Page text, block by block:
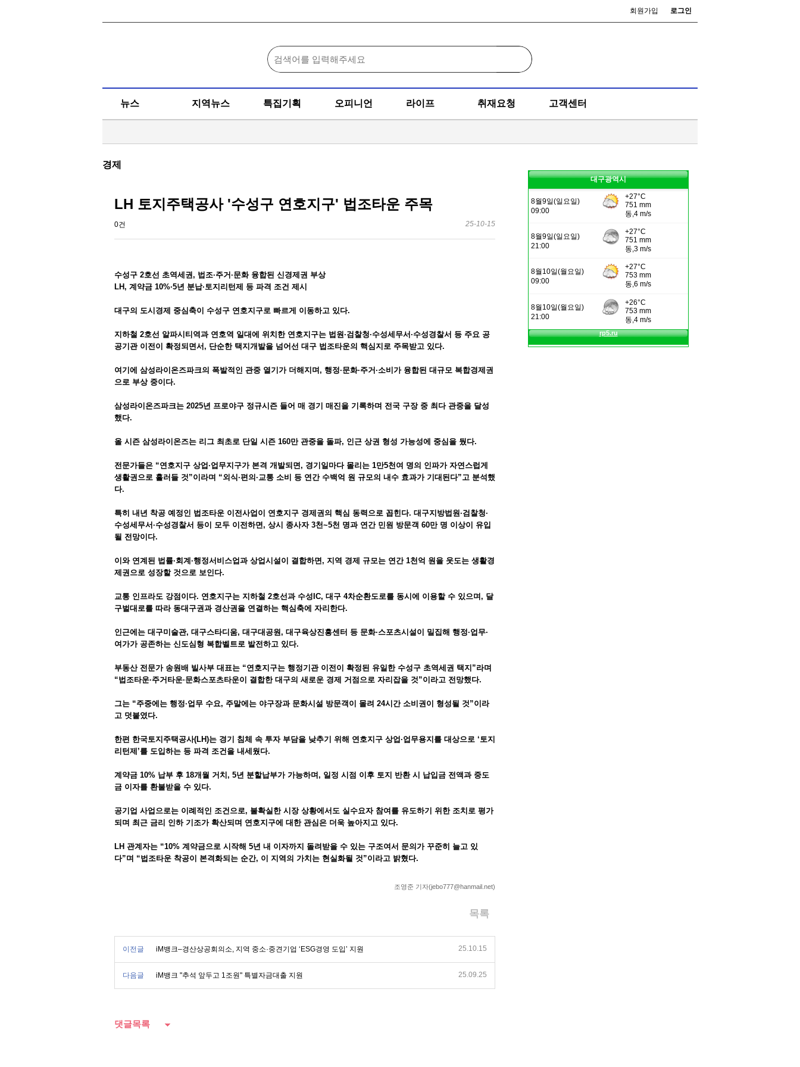
회원가입 로그인
뉴스 지역뉴스 특집기획 오피니언 라이프 취재요청 고객센터
경제
LH 토지주택공사 '수성구 연호지구' 법조타운 주목
0건 25-10-15
수성구 2호선 초역세권, 법조·주거·문화 융합된 신경제권 부상
LH, 계약금 10%·5년 분납·토지리턴제 등 파격 조건 제시
대구의 도시경제 중심축이 수성구 연호지구로 빠르게 이동하고 있다.
지하철 2호선 알파시티역과 연호역 일대에 위치한 연호지구는 법원·검찰청·수성세무서·수성경찰서 등 주요 공
공기관 이전이 확정되면서, 단순한 택지개발을 넘어선 대구 법조타운의 핵심지로 주목받고 있다.
여기에 삼성라이온즈파크의 폭발적인 관중 열기가 더해지며, 행정·문화·주거·소비가 융합된 대규모 복합경제권
으로 부상 중이다.
삼성라이온즈파크는 2025년 프로야구 정규시즌 들어 매 경기 매진을 기록하며 전국 구장 중 최다 관중을 달성
했다.
올 시즌 삼성라이온즈는 리그 최초로 단일 시즌 160만 관중을 돌파, 인근 상권 형성 가능성에 중심을 뒀다.
전문가들은 “연호지구 상업·업무지구가 본격 개발되면, 경기일마다 몰리는 1만5천여 명의 인파가 자연스럽게
생활권으로 흘러들 것”이라며 “외식·편의·교통 소비 등 연간 수백억 원 규모의 내수 효과가 기대된다”고 분석했
다.
특히 내년 착공 예정인 법조타운 이전사업이 연호지구 경제권의 핵심 동력으로 꼽힌다. 대구지방법원·검찰청·
수성세무서·수성경찰서 등이 모두 이전하면, 상시 종사자 3천~5천 명과 연간 민원 방문객 60만 명 이상이 유입
될 전망이다.
이와 연계된 법률·회계·행정서비스업과 상업시설이 결합하면, 지역 경제 규모는 연간 1천억 원을 웃도는 생활경
제권으로 성장할 것으로 보인다.
교통 인프라도 강점이다. 연호지구는 지하철 2호선과 수성IC, 대구 4차순환도로를 동시에 이용할 수 있으며, 달
구벌대로를 따라 동대구권과 경산권을 연결하는 핵심축에 자리한다.
인근에는 대구미술관, 대구스타디움, 대구대공원, 대구육상진흥센터 등 문화·스포츠시설이 밀집해 행정·업무·
여가가 공존하는 신도심형 복합벨트로 발전하고 있다.
부동산 전문가 송원배 빌사부 대표는 “연호지구는 행정기관 이전이 확정된 유일한 수성구 초역세권 택지”라며
“법조타운·주거타운·문화스포츠타운이 결합한 대구의 새로운 경제 거점으로 자리잡을 것”이라고 전망했다.
그는 “주중에는 행정·업무 수요, 주말에는 야구장과 문화시설 방문객이 몰려 24시간 소비권이 형성될 것”이라
고 덧붙였다.
한편 한국토지주택공사(LH)는 경기 침체 속 투자 부담을 낮추기 위해 연호지구 상업·업무용지를 대상으로 ‘토지
리턴제’를 도입하는 등 파격 조건을 내세웠다.
계약금 10% 납부 후 18개월 거치, 5년 분할납부가 가능하며, 일정 시점 이후 토지 반환 시 납입금 전액과 중도
금 이자를 환불받을 수 있다.
공기업 사업으로는 이례적인 조건으로, 불확실한 시장 상황에서도 실수요자 참여를 유도하기 위한 조치로 평가
되며 최근 금리 인하 기조가 확산되며 연호지구에 대한 관심은 더욱 높아지고 있다.
LH 관계자는 “10% 계약금으로 시작해 5년 내 이자까지 돌려받을 수 있는 구조여서 문의가 꾸준히 늘고 있
다”며 “법조타운 착공이 본격화되는 순간, 이 지역의 가치는 현실화될 것”이라고 밝혔다.
조영준 기자(jebo777@hanmail.net)
목록
이전글 iM뱅크–경산상공회의소, 지역 중소·중견기업 ‘ESG경영 도입’ 지원 25.10.15
다음글 iM뱅크 "추석 앞두고 1조원" 특별자금대출 지원 25.09.25
댓글목록
대구광역시